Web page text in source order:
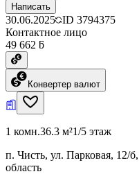
Написать
30.06.2025 ID 3794375
Контактное лицо
49 662 ƃ
Конвертер валют
1 комн.36.3 м²1/5 этаж
п. Чисть, ул. Парковая,
область